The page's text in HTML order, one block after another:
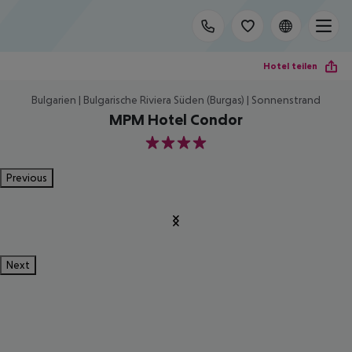
Hotel teilen
Bulgarien | Bulgarische Riviera Süden (Burgas) | Sonnenstrand
MPM Hotel Condor
4
Previous
Next